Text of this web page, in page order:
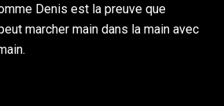
Denis est la preuve que
marcher main dans la main avec